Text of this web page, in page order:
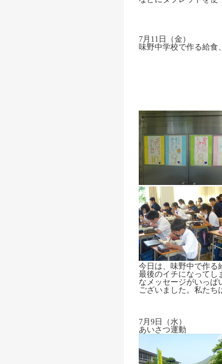
7月11日（金）
味野中学校で作る給食
今日は、味野中で作る
最後のイチになってし
なメッセージがいっぱ
ございました。私たち
7月9日（水）
あいさつ運動